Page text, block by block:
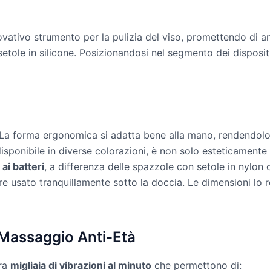
strumento per la pulizia del viso, promettendo di
in silicone. Posizionandosi nel segmento dei
forma ergonomica si adatta bene alla mano,
in diverse colorazioni, è non solo esteticamente
batteri, a differenza delle spazzole con setole in nylon
usato tranquillamente sotto la doccia. Le dimensioni lo
Anti-Età
migliaia di vibrazioni al minuto che permettono di: